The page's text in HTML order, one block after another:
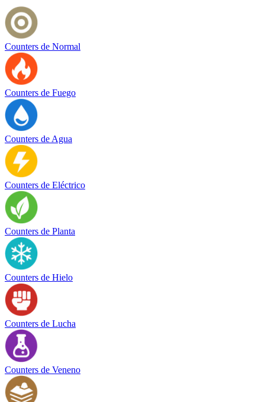
Counters de Normal
Counters de Fuego
Counters de Agua
Counters de Eléctrico
Counters de Planta
Counters de Hielo
Counters de Lucha
Counters de Veneno